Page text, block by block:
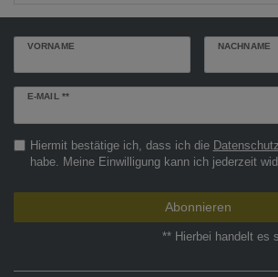
VORNAME NACHNAME
E-MAIL **
Newsletter
Hiermit bestätige ich, dass ich die
habe. Meine Einwilligung kann ich jederzeit
Abonnieren
** Hierbei handelt es